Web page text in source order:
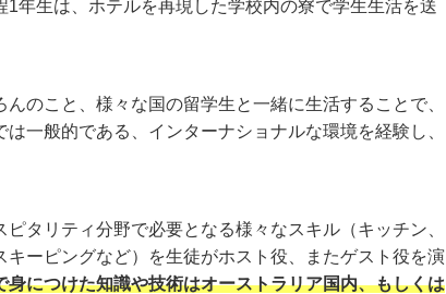
1年生は、ホテルを再現した学校内の寮で学生生活を送
のこと、様々な国の留学生と一緒に生活することで、
一般的である、インターナショナルな環境を経験し、
タリティ分野で必要となる様々なスキル（キッチン、
キーピングなど）を生徒がホスト役、またゲスト役を演
身につけた知識や技術はオーストラリア国内、もしくは